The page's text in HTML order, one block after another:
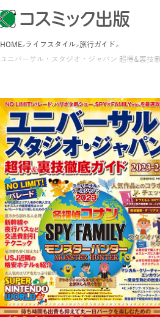
HOME ライフスタイル 旅行ガイド
ユニバーサル・スタジオ・ジャパン 超得&裏技